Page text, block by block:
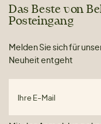
Das Beste von
Posteingang
Melden Sie sich für
Neuheit entgeht
Ihre E-Mail